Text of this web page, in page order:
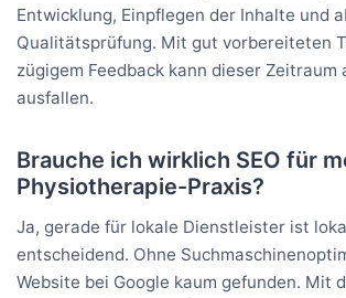
Entwicklung, Einpflegen der Inhalte und
Qualitätsprüfung. Mit gut vorbereiteten
zügigem Feedback kann dieser Zeitraum
ausfallen.
Brauche ich wirklich SEO für
Physiotherapie-Praxis?
Ja, gerade für lokale Dienstleister ist
entscheidend. Ohne
Website bei Google kaum gefunden. Mit